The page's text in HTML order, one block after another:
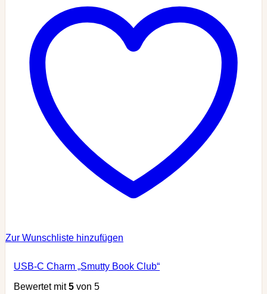
Zur Wunschliste hinzufügen
USB-C Charm „Smutty Book Club“
Bewertet mit5 von 5